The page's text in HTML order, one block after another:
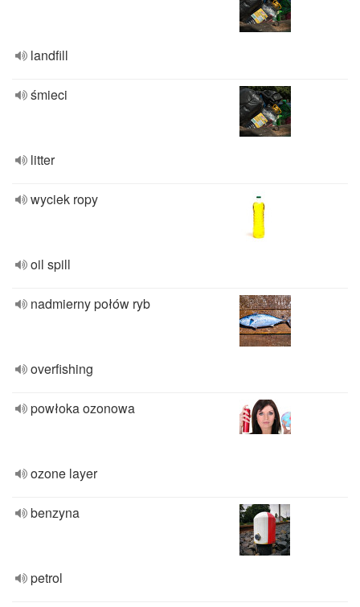
landfill
śmieci
litter
wyciek ropy
oil spill
nadmierny połów ryb
overfishing
powłoka ozonowa
ozone layer
benzyna
petrol